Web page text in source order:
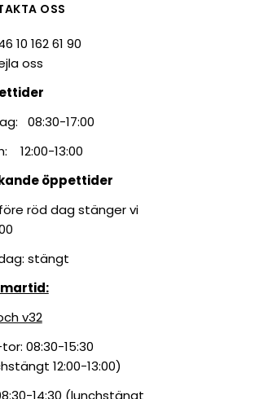
OSS
10 162 61 90
oss
08:30-17:00
12:00-13:00
öppettider
röd dag stänger vi
stängt
v32
08:30-15:30
12:00-13:00)
14:30 (lunchstängt